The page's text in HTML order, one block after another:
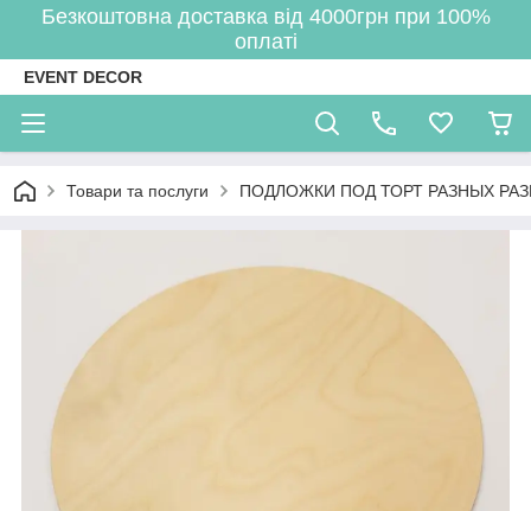
Безкоштовна доставка від 4000грн при 100%
оплаті
EVENT DECOR
Товари та послуги ПОДЛОЖКИ ПОД ТОРТ РАЗНЫХ